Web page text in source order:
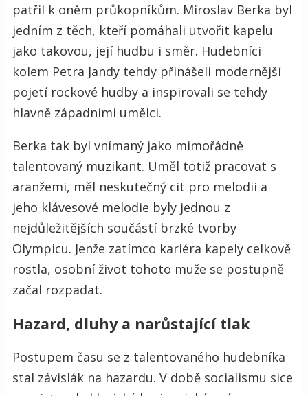
patřil k oněm průkopníkům. Miroslav Berka byl
jedním z těch, kteří pomáhali utvořit kapelu
jako takovou, její hudbu i směr. Hudebníci
kolem Petra Jandy tehdy přinášeli modernější
pojetí rockové hudby a inspirovali se tehdy
hlavně západními umělci.
Berka tak byl vnímaný jako mimořádně
talentovaný muzikant. Uměl totiž pracovat s
aranžemi, měl neskutečný cit pro melodii a
jeho klávesové melodie byly jednou z
nejdůležitějších součástí brzké tvorby
Olympicu. Jenže zatímco kariéra kapely celkově
rostla, osobní život tohoto muže se postupně
začal rozpadat.
Hazard, dluhy a narůstající tlak
Postupem času se z talentovaného hudebníka
stal závislák na hazardu. V době socialismu sice